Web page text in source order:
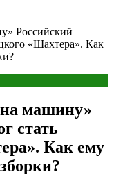
Российский
«Шахтера». Как
машину»
стать
Как ему